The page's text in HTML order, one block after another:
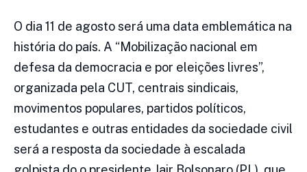
O dia 11 de agosto será uma data emblemática na
história do país. A “Mobilização nacional em
defesa da democracia e por eleições livres”,
organizada pela CUT, centrais sindicais,
movimentos populares, partidos políticos,
estudantes e outras entidades da sociedade civil
será a resposta da sociedade à escalada